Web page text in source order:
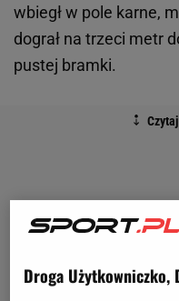
wbiegł w pole karne,
dograł na trzeci metr
pustej bramki.
Droga